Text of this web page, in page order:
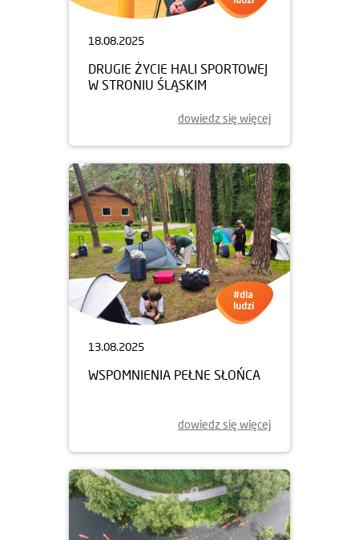
18.08.2025
DRUGIE ŻYCIE HALI SPORTOWEJ
W STRONIU ŚLĄSKIM
dowiedz się więcej
13.08.2025
WSPOMNIENIA PEŁNE SŁOŃCA
dowiedz się więcej